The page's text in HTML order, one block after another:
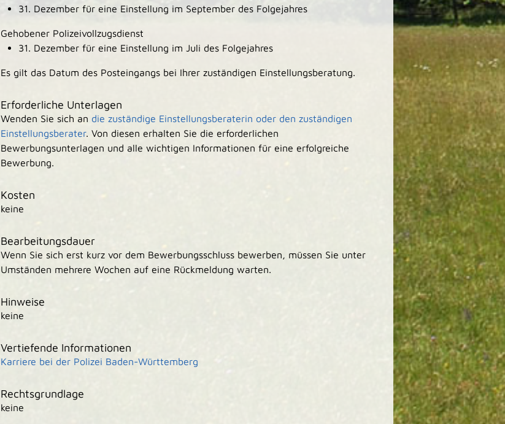
31. Dezember für eine Einstellung im September des Folgejahres
Gehobener Polizeivollzugsdienst
31. Dezember für eine Einstellung im Juli des Folgejahres
Es gilt das Datum des Posteingangs bei Ihrer zuständigen Einstellungsberatung.
Erforderliche Unterlagen
Wenden Sie sich an die zuständige Einstellungsberaterin oder den zuständigen
Einstellungsberater. Von diesen erhalten Sie die erforderlichen
Bewerbungsunterlagen und alle wichtigen Informationen für eine erfolgreiche
Bewerbung.
Kosten
keine
Bearbeitungsdauer
Wenn Sie sich erst kurz vor dem Bewerbungsschluss bewerben, müssen Sie unter
Umständen mehrere Wochen auf eine Rückmeldung warten.
Hinweise
keine
Vertiefende Informationen
Karriere bei der Polizei Baden-Württemberg
Rechtsgrundlage
keine